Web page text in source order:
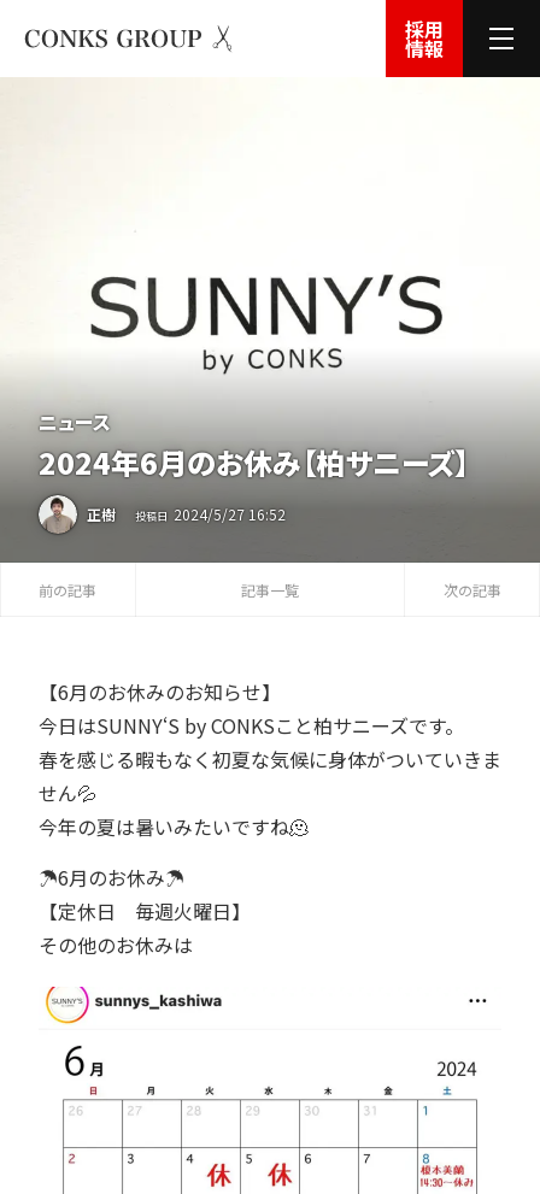
採用
情報
ニュース
2024年6月のお休み【柏サニーズ】
正樹 投稿日 2024/5/2716:52
前の記事 記事一覧 次の記事
【6月のお休みのお知らせ】
今日はSUNNY‘S by CONKSこと柏サニーズです。
春を感じる暇もなく初夏な気候に身体がついていきま
せん💦
今年の夏は暑いみたいですね🫠
☂️6月のお休み☂️
【定休日 毎週火曜日】
その他のお休みは